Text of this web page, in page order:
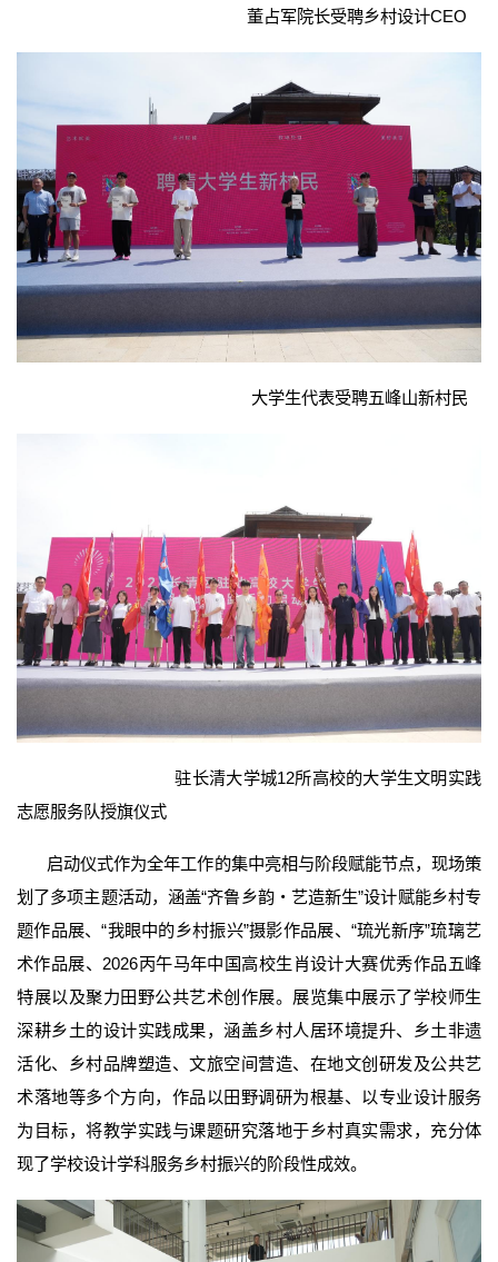
董占军院长受聘乡村设计CEO
大学生代表受聘五峰山新村民
驻长清大学城12所高校的大学生文明实践
志愿服务队授旗仪式
启动仪式作为全年工作的集中亮相与阶段赋能节点，现场策
划了多项主题活动，涵盖“齐鲁乡韵・艺造新生”设计赋能乡村专
题作品展、“我眼中的乡村振兴”摄影作品展、“琉光新序”琉璃艺
术作品展、2026丙午马年中国高校生肖设计大赛优秀作品五峰
特展以及聚力田野公共艺术创作展。展览集中展示了学校师生
深耕乡土的设计实践成果，涵盖乡村人居环境提升、乡土非遗
活化、乡村品牌塑造、文旅空间营造、在地文创研发及公共艺
术落地等多个方向，作品以田野调研为根基、以专业设计服务
为目标，将教学实践与课题研究落地于乡村真实需求，充分体
现了学校设计学科服务乡村振兴的阶段性成效。